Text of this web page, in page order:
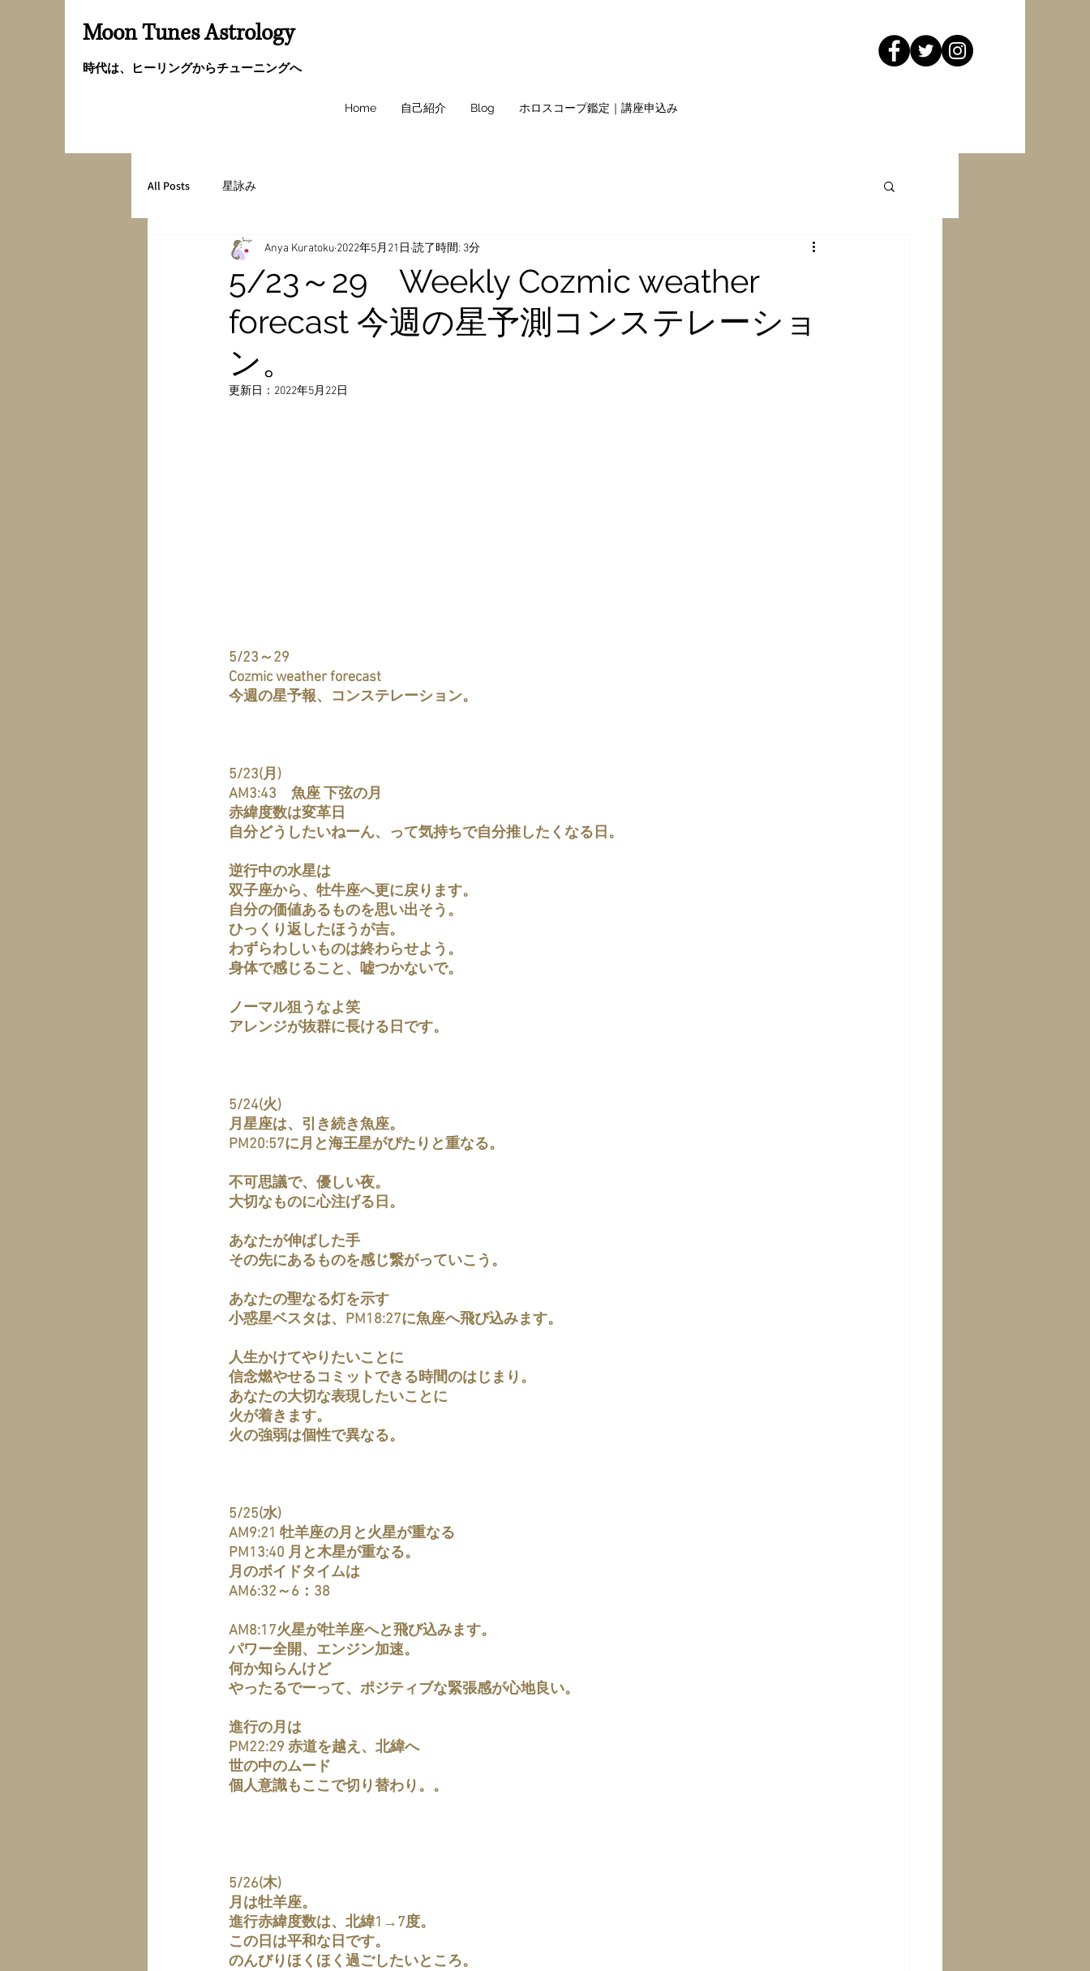
Moon Tunes Astrology
時代は、ヒーリングからチューニングへ
Home 自己紹介 Blog ホロスコープ鑑定｜講座申込み
All Posts 星詠み
5/23～29 Weekly Cozmic weather
forecast 今週の星予測コンステレーショ
ン。
Anya Kuratoku 2022年5月21日 読了時間: 3分
更新日： 2022年5月22日
5/23～29
Cozmic weather forecast
今週の星予報、コンステレーション。
5/23(月)
AM3:43　魚座 下弦の月
赤緯度数は変革日
自分どうしたいねーん、って気持ちで自分推したくなる日。
逆行中の水星は
双子座から、牡牛座へ更に戻ります。
自分の価値あるものを思い出そう。
ひっくり返したほうが吉。
わずらわしいものは終わらせよう。
身体で感じること、嘘つかないで。
ノーマル狙うなよ笑
アレンジが抜群に長ける日です。
5/24(火)
月星座は、引き続き魚座。
PM20:57に月と海王星がぴたりと重なる。
不可思議で、優しい夜。
大切なものに心注げる日。
あなたが伸ばした手
その先にあるものを感じ繋がっていこう。
あなたの聖なる灯を示す
小惑星ベスタは、PM18:27に魚座へ飛び込みます。
人生かけてやりたいことに
信念燃やせるコミットできる時間のはじまり。
あなたの大切な表現したいことに
火が着きます。
火の強弱は個性で異なる。
5/25(水)
AM9:21 牡羊座の月と火星が重なる
PM13:40 月と木星が重なる。
月のボイドタイムは
AM6:32～6：38
AM8:17火星が牡羊座へと飛び込みます。
パワー全開、エンジン加速。
何か知らんけど
やったるでーって、ポジティブな緊張感が心地良い。
進行の月は
PM22:29 赤道を越え、北緯へ
世の中のムード
個人意識もここで切り替わり。。
5/26(木)
月は牡羊座。
進行赤緯度数は、北緯1→7度。
この日は平和な日です。
のんびりほくほく過ごしたいところ。